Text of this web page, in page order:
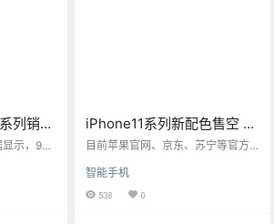
列销售
200%
示，9月
单，iPh
XS系列
iPhone11系列新配色售空 暗
夜绿溢价超过500元
目前苹果官网、京东、苏宁等官方
列已全部售空，渠道目前有现货，
但溢价至少500元以上。
智能手机
538 0